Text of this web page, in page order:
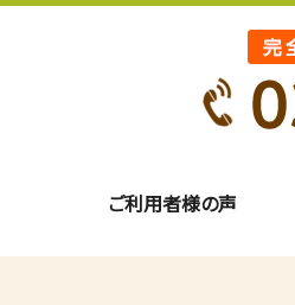
ご利用者様の声